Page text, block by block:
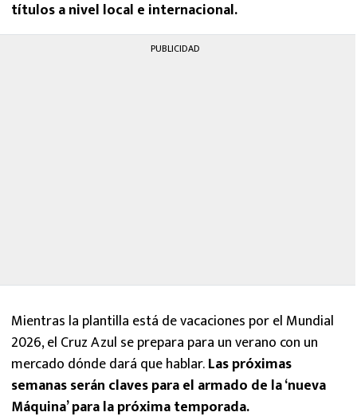
títulos a nivel local e internacional.
PUBLICIDAD
Mientras la plantilla está de vacaciones por el Mundial
2026, el Cruz Azul se prepara para un verano con un
mercado dónde dará que hablar.Las próximas
semanas serán claves para el armado de la ‘nueva
Máquina’ para la próxima temporada.